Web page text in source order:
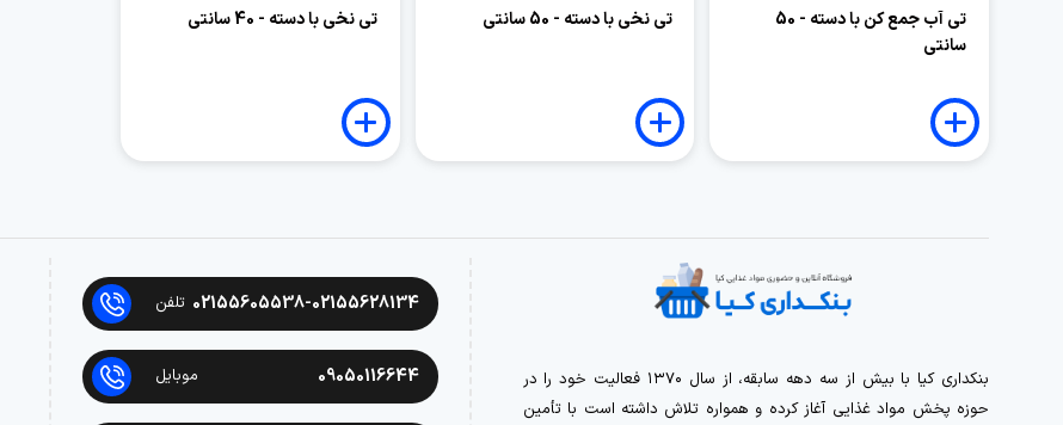
تی آب جمع کن با دسته - 50
سانتی
تی نخی با دسته - 50 سانتی تی نخی با دسته - 40 سانتی
بنکداری کیا با بیش از سه دهه سابقه، از سال ۱۳۷۰ فعالیت خود را در
حوزه پخش مواد غذایی آغاز کرده و همواره تلاش داشته است با تأمین
02155605538-02155628134 تلفن
09050116644 موبایل